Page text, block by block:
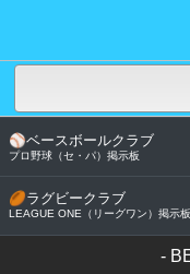
⚾ベースボールクラブ
プロ野球（セ・パ）掲示板
🏉ラグビークラブ
LEAGUE ONE（リーグワン）掲示板
-